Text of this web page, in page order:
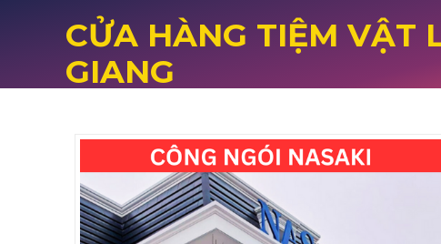
CỬA HÀNG TIỆM VẬT
GIANG